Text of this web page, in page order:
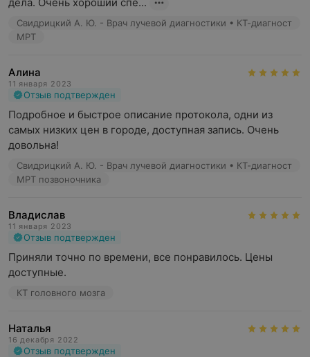
Свидрицкий А. Ю. - Врач лучевой диагностики • КТ-диагност
МРТ
Алина
11 января 2023
Отзыв подтвержден
Подробное и быстрое описание протокола, одни из
самых низких цен в городе, доступная запись. Очень
довольна!
Свидрицкий А. Ю. - Врач лучевой диагностики • КТ-диагност
МРТ позвоночника
Владислав
11 января 2023
Отзыв подтвержден
Приняли точно по времени, все понравилось. Цены
доступные.
КТ головного мозга
Наталья
16 декабря 2022
Отзыв подтвержден